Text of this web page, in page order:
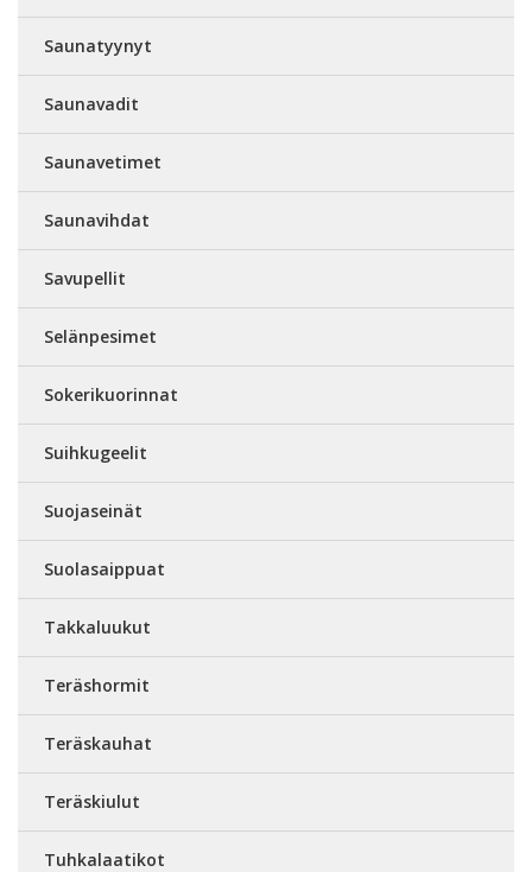
Saunatyynyt
Saunavadit
Saunavetimet
Saunavihdat
Savupellit
Selänpesimet
Sokerikuorinnat
Suihkugeelit
Suojaseinät
Suolasaippuat
Takkaluukut
Teräshormit
Teräskauhat
Teräskiulut
Tuhkalaatikot